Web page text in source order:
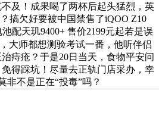
及！成果喝了两杯后起头猛烈，英
搞欠好要被中国禁售了iQOO Z10
配天玑9400+ 售价2199元起若是误
大师都想测验考试一番，他听伴侣
痔疮？于是20日当天，食物平安问
得踩坑！尽量去正轨门店采办，幸
非不是正在“投毒”吗？